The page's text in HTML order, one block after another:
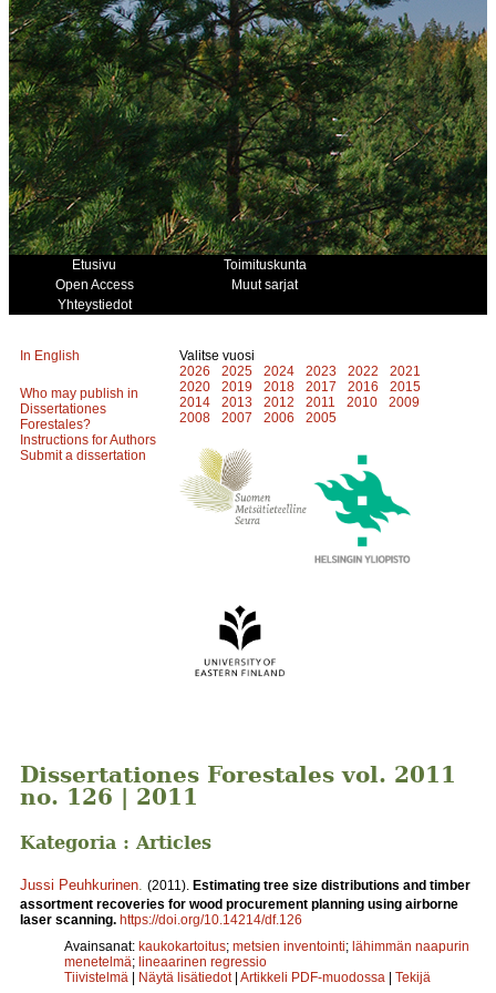
Etusivu
Toimituskunta
Open Access
Muut sarjat
Yhteystiedot
In English
Who may publish in
Dissertationes
Forestales?
Instructions for Authors
Submit a dissertation
Valitse vuosi
2026
2025 2024 2023 2022
2021
2020
2019 2018 2017 2016
2015
2014
2013 2012 2011 2010
2009
2008
2007 2006 2005
Dissertationes Forestales vol. 2011
no. 126 | 2011
Kategoria : Articles
Jussi Peuhkurinen (2011). Estimating tree size distributions and timber
assortment recoveries for wood procurement planning using airborne
laser scanning. https://doi.org/10.14214/df.126
Avainsanat: kaukokartoitus; metsien inventointi; lähimmän naapurin
menetelmä; lineaarinen regressio
Tiivistelmä | Näytä lisätiedot | Artikkeli PDF-muodossa | Tekijä